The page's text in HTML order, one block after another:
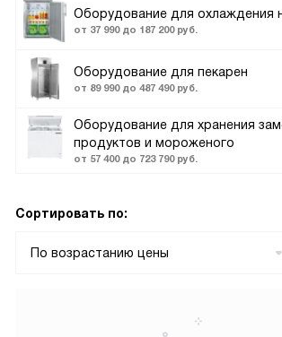
Оборудование для охлаждения
от 37 990 до 187 200 руб.
Оборудование для пекарен
от 89 990 до 487 490 руб.
Оборудование для хранения
продуктов и мороженого
от 57 400 до 723 790 руб.
Сортировать по:
По возрастанию цены